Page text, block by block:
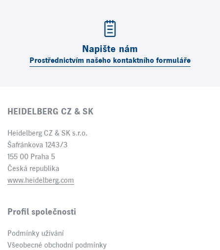
Napište nám
Prostřednictvím našeho kontaktního formuláře
HEIDELBERG CZ & SK
Heidelberg CZ & SK s.r.o.
Šafránkova 1243/3
155 00 Praha 5
Česká republika
www.heidelberg.com
Profil společnosti
Podmínky užívání
Všeobecné obchodní podmínky